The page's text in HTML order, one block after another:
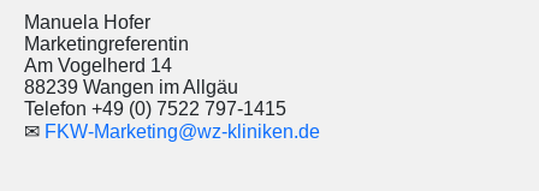
Manuela Hofer
Marketingreferentin
Am Vogelherd 14
88239 Wangen im Allgäu
Telefon +49 (0) 7522 797-1415
✉ FKW-Marketing@wz-kliniken.de